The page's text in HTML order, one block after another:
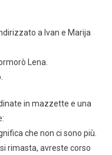
a Ivan e Marija
Lena.
in mazzette e una
che non ci sono più.
rimasta, avreste corso